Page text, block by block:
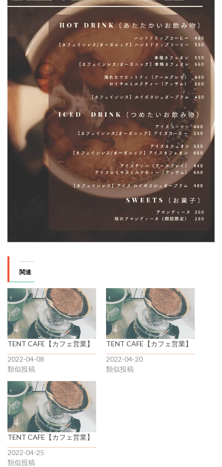
関連
TENT CAFE【カフェ営業】
2022-04-08
類似投稿
TENT CAFE【カフェ営業】
2022-04-20
類似投稿
TENT CAFE【カフェ営業】
2022-04-25
類似投稿